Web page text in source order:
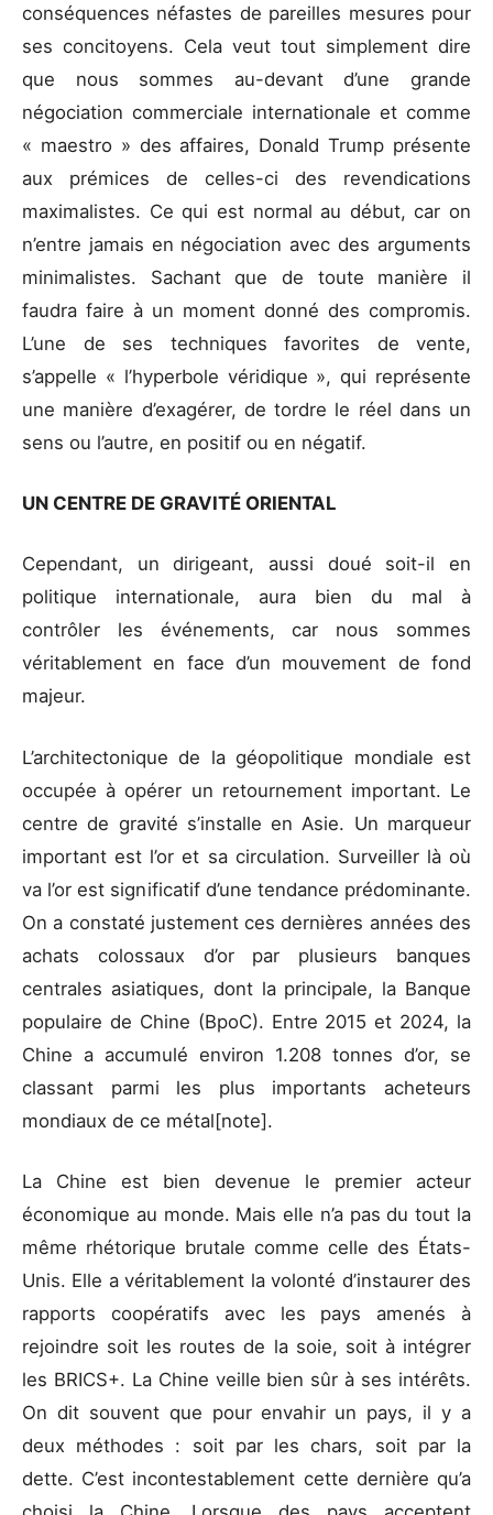
conséquences néfastes de pareilles mesures pour
ses concitoyens. Cela veut tout simplement dire
que nous sommes au-devant d’une grande
négociation commerciale internationale et comme
« maestro » des affaires, Donald Trump présente
aux prémices de celles-ci des revendications
maximalistes. Ce qui est normal au début, car on
n’entre jamais en négociation avec des arguments
minimalistes. Sachant que de toute manière il
faudra faire à un moment donné des compromis.
L’une de ses techniques favorites de vente,
s’appelle « l’hyperbole véridique », qui représente
une manière d’exagérer, de tordre le réel dans un
sens ou l’autre, en positif ou en négatif.
UN CENTRE DE GRAVITÉ ORIENTAL
Cependant, un dirigeant, aussi doué soit-il en
politique internationale, aura bien du mal à
contrôler les événements, car nous sommes
véritablement en face d’un mouvement de fond
majeur.
L’architectonique de la géopolitique mondiale est
occupée à opérer un retournement important. Le
centre de gravité s’installe en Asie. Un marqueur
important est l’or et sa circulation. Surveiller là où
va l’or est significatif d’une tendance prédominante.
On a constaté justement ces dernières années des
achats colossaux d’or par plusieurs banques
centrales asiatiques, dont la principale, la Banque
populaire de Chine (BpoC). Entre 2015 et 2024, la
Chine a accumulé environ 1.208 tonnes d’or, se
classant parmi les plus importants acheteurs
mondiaux de ce métal[note].
La Chine est bien devenue le premier acteur
économique au monde. Mais elle n’a pas du tout la
même rhétorique brutale comme celle des États-
Unis. Elle a véritablement la volonté d’instaurer des
rapports coopératifs avec les pays amenés à
rejoindre soit les routes de la soie, soit à intégrer
les BRICS+. La Chine veille bien sûr à ses intérêts.
On dit souvent que pour envahir un pays, il y a
deux méthodes : soit par les chars, soit par la
dette. C’est incontestablement cette dernière qu’a